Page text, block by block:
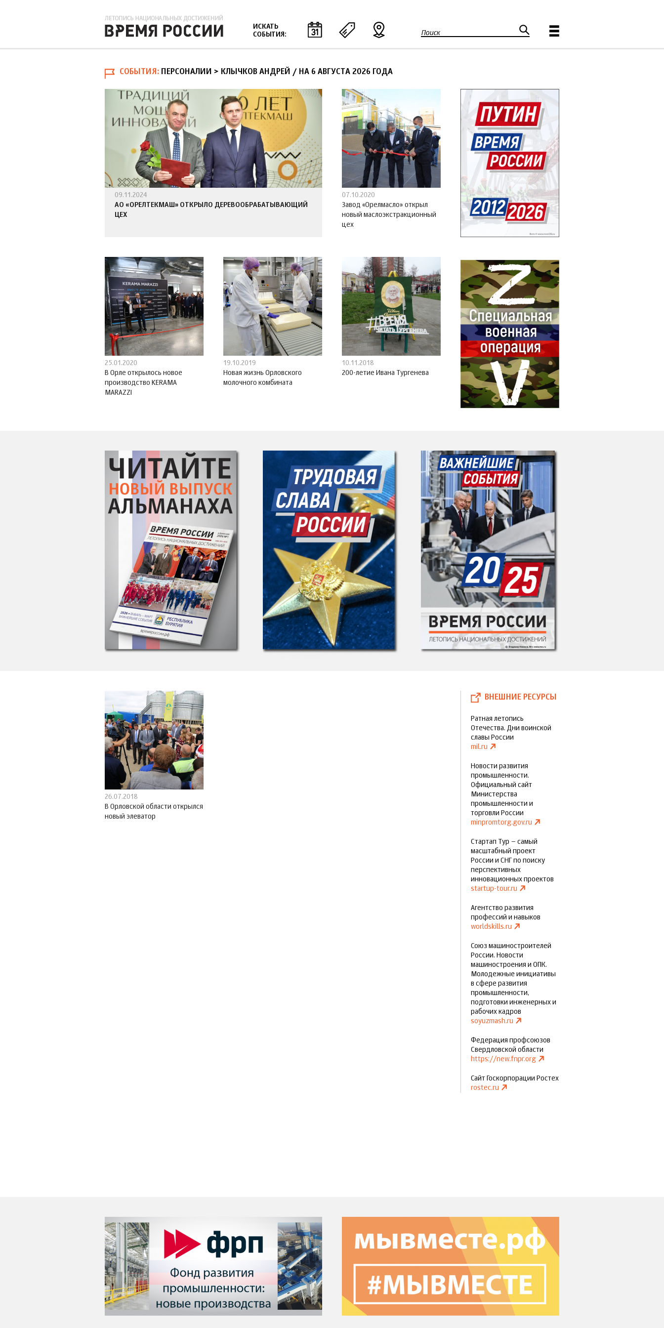
ИСКАТЬ
СОБЫТИЯ:
м
п
о
и
а
Поиск
СОБЫТИЯ ПЕРСОНАЛИИ > КЛЫЧКОВ АНДРЕЙ / НА 6 АВГУСТА 2026 ГОДА
09.11.2024
АО «ОРЕЛТЕКМАШ» ОТКРЫЛО ДЕРЕВООБРАБАТЫВАЮЩИЙ
ЦЕХ
07.10.2020
Завод «Орелмасло» открыл
новый маслоэкстракционный
цех
25.01.2020
В Орле открылось новое
производство KERAMA
MARAZZI
19.10.2019
Новая жизнь Орловского
молочного комбината
10.11.2018
200-летие Ивана Тургенева
ВНЕШНИЕ РЕСУРСЫ
Ратная летопись
Отечества. Дни воинской
славы России
mil.ru
Новости развития
промышленности.
Официальный сайт
Министерства
промышленности и
торговли России
minpromtorg.gov.ru
Стартап Тур – самый
масштабный проект
России и СНГ по поиску
перспективных
инновационных проектов
startup-tour.ru
Агентство развития
профессий и навыков
worldskills.ru
Союз машиностроителей
России. Новости
машиностроения и ОПК.
Молодежные инициативы
в сфере развития
промышленности,
подготовки инженерных и
рабочих кадров
soyuzmash.ru
Федерация профсоюзов
Свердловской области
https://new.fnpr.org
Сайт Госкорпорации Ростех
rostec.ru
26.07.2018
В Орловской области открылся
новый элеватор